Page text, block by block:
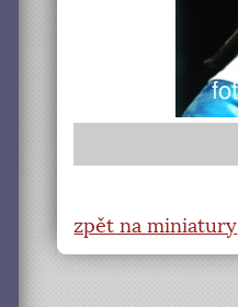
zpět na miniatury